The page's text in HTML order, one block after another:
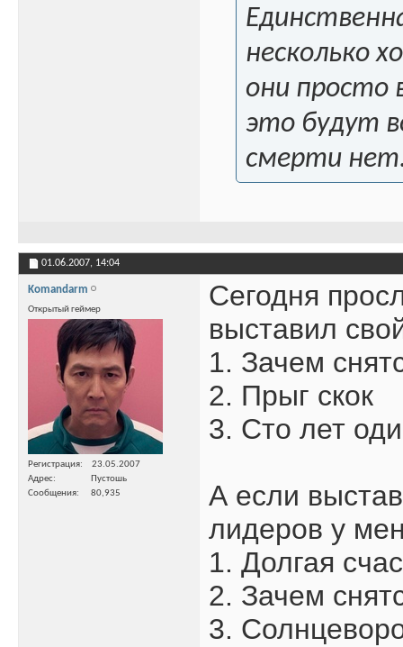
несколько
они просто
это будут
смерти
01.06.2007, 14:04
Komandarm
Открытый геймер
Регистрация
23.05.2007
Адрес
Пустошь
Сообщения
80,935
Сегодня
выставил
1. Зачем
2. Прыг скок
3. Сто лет
А если
лидеров у
1. Долгая
2. Зачем
3.